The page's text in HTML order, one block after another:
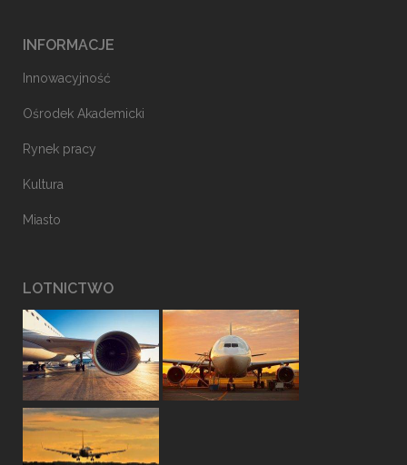
INFORMACJE
Innowacyjność
Ośrodek Akademicki
Rynek pracy
Kultura
Miasto
LOTNICTWO